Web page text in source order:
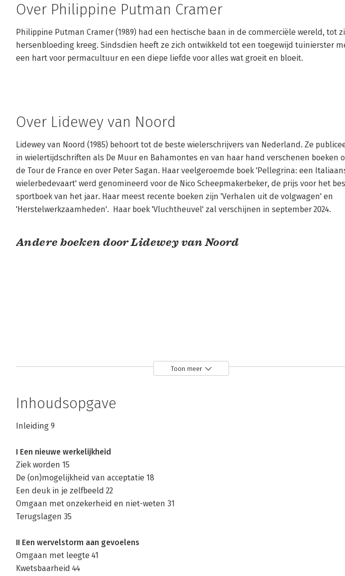
Over Philippine Putman Cramer
Philippine Putman Cramer (1989) had een hectische baan in de commerciële wereld, tot
hersenbloeding kreeg. Sindsdien heeft ze zich ontwikkeld tot een toegewijd tuinierster
een hart voor permacultuur en een diepe liefde voor alles wat groeit en bloeit.
Over Lidewey van Noord
Lidewey van Noord (1985) behoort tot de beste wielerschrijvers van Nederland. Ze
in wielertijdschriften als De Muur en Bahamontes en van haar hand verschenen boeken
de Tour de France en over Peter Sagan. Haar veelgeroemde boek 'Pellegrina: een
wielerbedevaart' werd genomineerd voor de Nico Scheepmakerbeker, de prijs voor het
sportboek van het jaar. Haar meest recente boeken zijn 'Verhalen uit de volgwagen' en
'Herstelwerkzaamheden'.  Haar boek 'Vluchtheuvel' zal verschijnen in september 2024.
Andere boeken door Lidewey van Noord
Bekijk alle boeken
Toon meer
Inhoudsopgave
Inleiding 9
I Een nieuwe werkelijkheid
Ziek worden 15
De (on)mogelijkheid van acceptatie 18
Een deuk in je zelfbeeld 22
Omgaan met onzekerheid en niet-weten 31
Terugslagen 35
II Een wervelstorm aan gevoelens
Omgaan met leegte 41
Kwetsbaarheid 44